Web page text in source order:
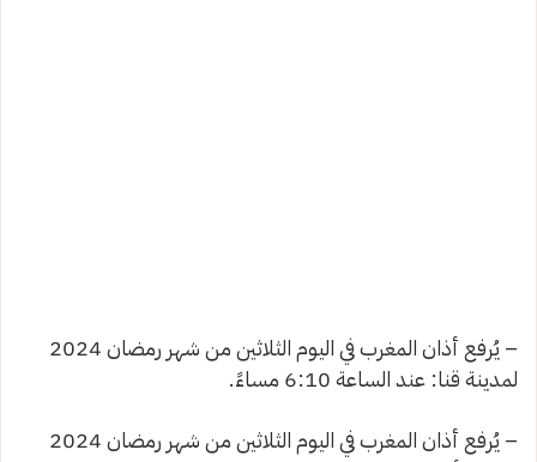
– يُرفع أذان المغرب في اليوم الثلاثين من شهر رمضان 2024
لمدينة قنا: عند الساعة 6:10 مساءً.
– يُرفع أذان المغرب في اليوم الثلاثين من شهر رمضان 2024